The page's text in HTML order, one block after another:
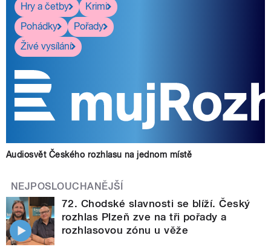
Hry a četby
Krimi
Pohádky
Pořady
Živé vysílání
Audiosvět Českého rozhlasu na jednom místě
NEJPOSLOUCHANĚJŠÍ
72. Chodské slavnosti se blíží. Český
rozhlas Plzeň zve na tři pořady a
rozhlasovou zónu u věže